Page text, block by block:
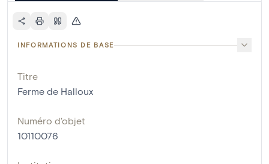
INFORMATIONS DE BASE
Titre
Ferme de Halloux
Numéro d'objet
10110076